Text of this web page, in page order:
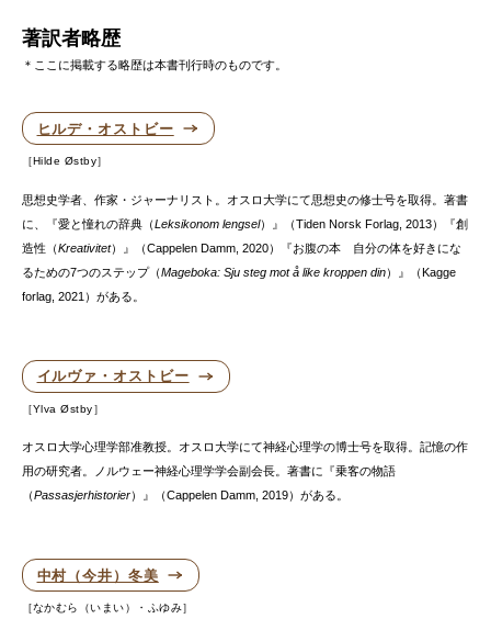
著訳者略歴
＊ここに掲載する略歴は本書刊行時のものです。
ヒルデ・オストビー
Hilde Østby
思想史学者、作家・ジャーナリスト。オスロ大学にて思想史の修士号を取得。著書
に、『愛と憧れの辞典（Leksikonom lengsel）』（Tiden Norsk Forlag, 2013）『創
造性（Kreativitet）』（Cappelen Damm, 2020）『お腹の本 自分の体を好きにな
るための7つのステップ（Mageboka: Sju steg mot å like kroppen din）』（Kagge
forlag, 2021）がある。
イルヴァ・オストビー
Ylva Østby
オスロ大学心理学部准教授。オスロ大学にて神経心理学の博士号を取得。記憶の作
用の研究者。ノルウェー神経心理学学会副会長。著書に『乗客の物語
（Passasjerhistorier）』（Cappelen Damm, 2019）がある。
中村（今井）冬美
なかむら（いまい）・ふゆみ